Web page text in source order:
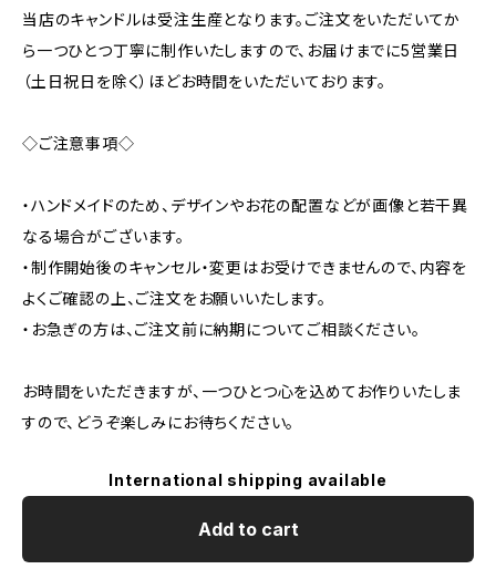
当店のキャンドルは受注生産となります。ご注文をいただいてか
ら一つひとつ丁寧に制作いたしますので、お届けまでに5営業日
（土日祝日を除く）ほどお時間をいただいております。
◇ご注意事項◇
・ハンドメイドのため、デザインやお花の配置などが画像と若干異
なる場合がございます。
・制作開始後のキャンセル・変更はお受けできませんので、内容を
よくご確認の上、ご注文をお願いいたします。
・お急ぎの方は、ご注文前に納期についてご相談ください。
お時間をいただきますが、一つひとつ心を込めてお作りいたしま
すので、どうぞ楽しみにお待ちください。
International shipping available
Add to cart